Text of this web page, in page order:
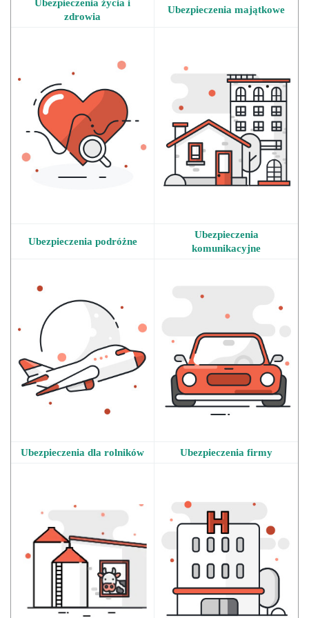
Ubezpieczenia życia i
zdrowia
Ubezpieczenia majątkowe
Ubezpieczenia podróżne
Ubezpieczenia
komunikacyjne
Ubezpieczenia dla rolników Ubezpieczenia firmy